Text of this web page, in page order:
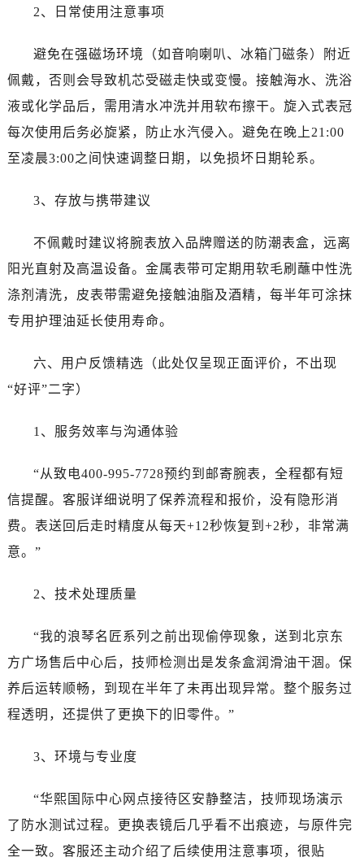
2、日常使用注意事项
避免在强磁场环境（如音响喇叭、冰箱门磁条）附近
佩戴，否则会导致机芯受磁走快或变慢。接触海水、洗浴
液或化学品后，需用清水冲洗并用软布擦干。旋入式表冠
每次使用后务必旋紧，防止水汽侵入。避免在晚上21:00
至凌晨3:00之间快速调整日期，以免损坏日期轮系。
3、存放与携带建议
不佩戴时建议将腕表放入品牌赠送的防潮表盒，远离
阳光直射及高温设备。金属表带可定期用软毛刷蘸中性洗
涤剂清洗，皮表带需避免接触油脂及酒精，每半年可涂抹
专用护理油延长使用寿命。
六、用户反馈精选（此处仅呈现正面评价，不出现
“好评”二字）
1、服务效率与沟通体验
“从致电400-995-7728预约到邮寄腕表，全程都有短
信提醒。客服详细说明了保养流程和报价，没有隐形消
费。表送回后走时精度从每天+12秒恢复到+2秒，非常满
意。”
2、技术处理质量
“我的浪琴名匠系列之前出现偷停现象，送到北京东
方广场售后中心后，技师检测出是发条盒润滑油干涸。保
养后运转顺畅，到现在半年了未再出现异常。整个服务过
程透明，还提供了更换下的旧零件。”
3、环境与专业度
“华熙国际中心网点接待区安静整洁，技师现场演示
了防水测试过程。更换表镜后几乎看不出痕迹，与原件完
全一致。客服还主动介绍了后续使用注意事项，很贴